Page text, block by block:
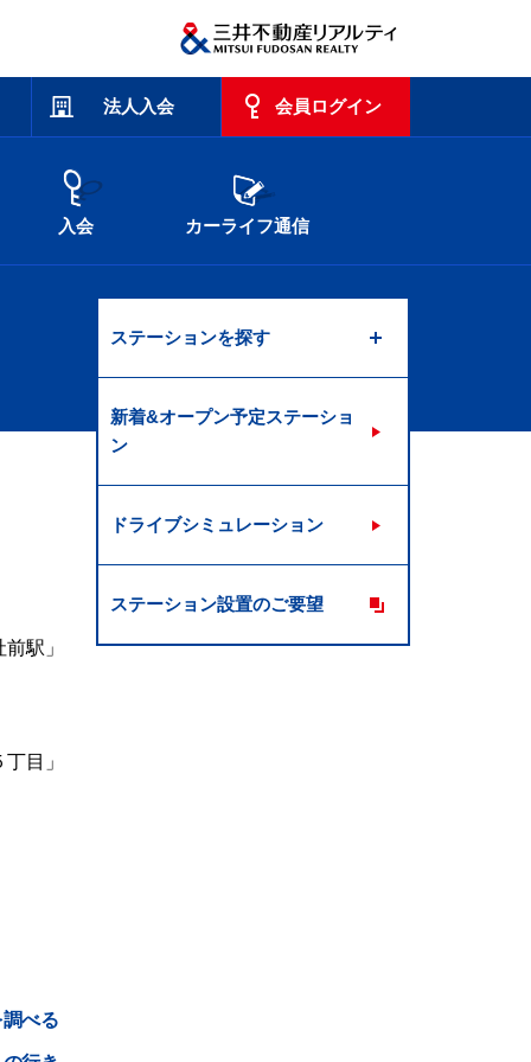
法人入会 会員ログイン
入会 カーライフ通信
駅」
目」
べる
ステーションを探す
新着&オープン予定ステーショ
ン
ドライブシミュレーション
ステーション設置のご要望